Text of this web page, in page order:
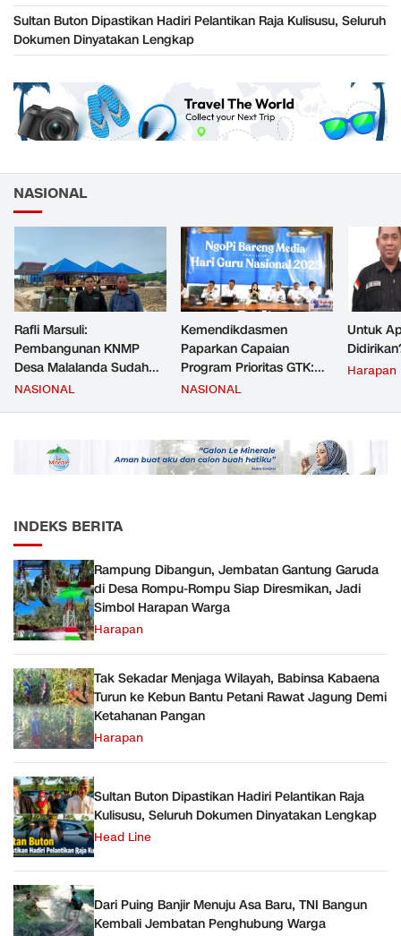
Sultan Buton Dipastikan Hadiri Pelantikan Raja Kulisusu, Seluruh
Dokumen Dinyatakan Lengkap
NASIONAL
Rafli Marsuli:
Pembangunan KNMP
Desa Malalanda Sudah
Mencapai 69 Persen dan
JMD dan JMF
NASIONAL
Kemendikdasmen
Paparkan Capaian
Program Prioritas GTK:
Kompetensi Meningkat,
NASIONAL
Untuk
Harapan
INDEKS BERITA
Rampung Dibangun, Jembatan Gantung Garuda
di Desa Rompu-Rompu Siap Diresmikan, Jadi
Simbol Harapan Warga
Harapan
Tak Sekadar Menjaga Wilayah, Babinsa Kabaena
Turun ke Kebun Bantu Petani Rawat Jagung Demi
Ketahanan Pangan
Harapan
Sultan Buton Dipastikan Hadiri Pelantikan Raja
Kulisusu, Seluruh Dokumen Dinyatakan Lengkap
Head Line
Dari Puing Banjir Menuju Asa Baru, TNI Bangun
Kembali Jembatan Penghubung Warga